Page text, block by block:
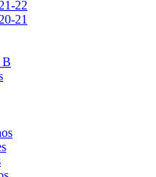
22
21
B